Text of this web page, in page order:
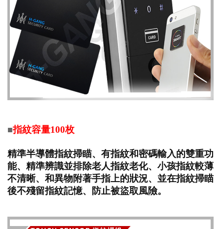
■指紋容量100枚
精準半導體指紋掃瞄、有指紋和密碼輸入的雙重功
能、精準辨識並排除老人指紋老化、小孩指紋較薄
不清晰、 和異物附著手指上的狀況、並在指紋掃瞄
後不殘留指紋記憶、防止被盜取風險。